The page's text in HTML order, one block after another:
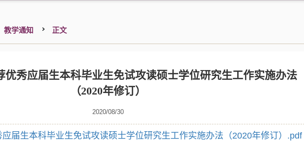
教学通知 正文
优秀应届生本科毕业生免试攻读硕士学位研究生工作实施办法
（2020年修订）
2020/08/30
届生本科毕业生免试攻读硕士学位研究生工作实施办法（2020年修订）.pdf